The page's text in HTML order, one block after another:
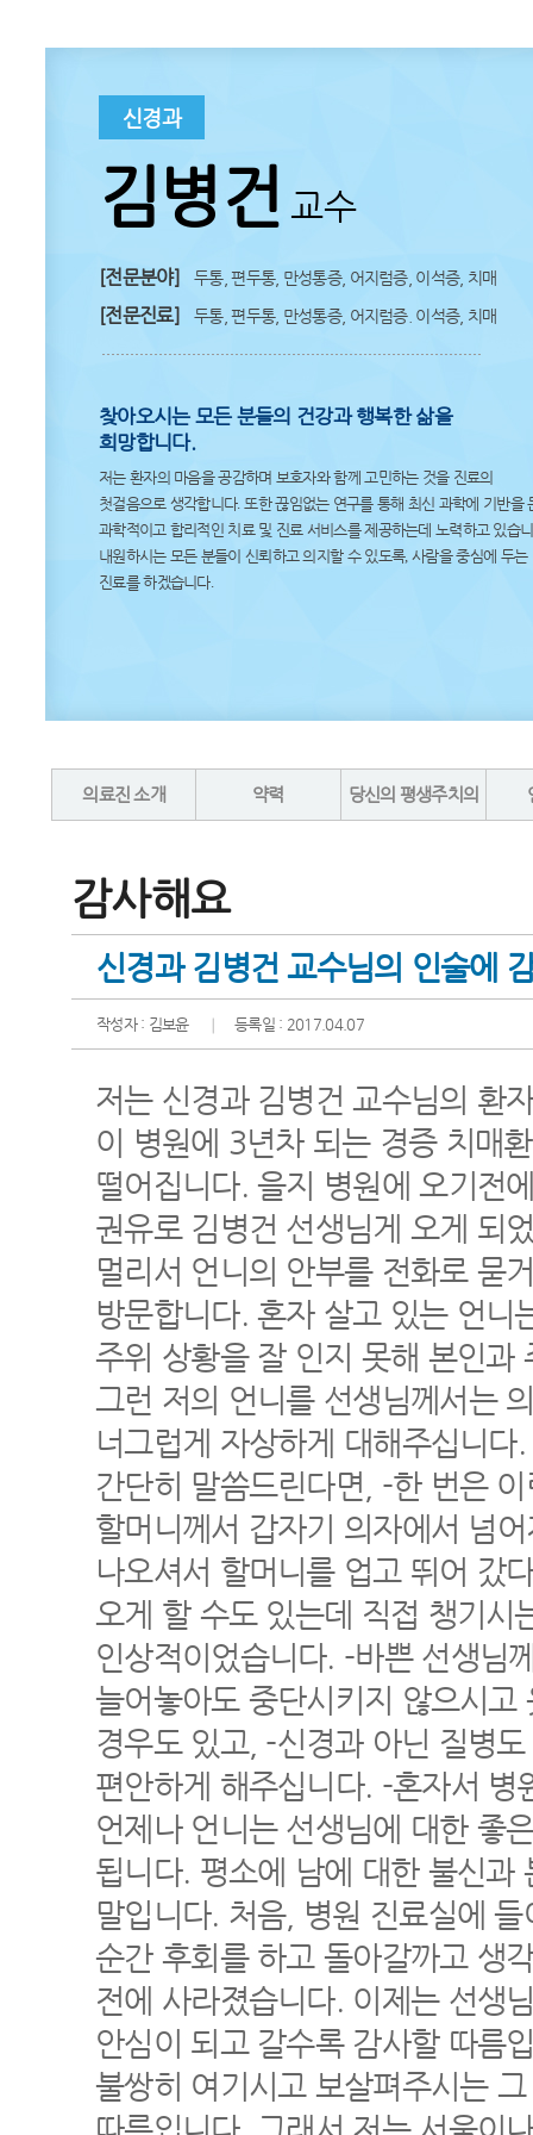
신경과
김병건 교수
[전문분야] 두통, 편두통, 만성통증, 어지럼증, 이석증, 치매
[전문진료] 두통, 편두통, 만성통증, 어지럼증. 이석증, 치매
찾아오시는 모든 분들의 건강과 행복한 삶을
희망합니다.
저는 환자의 마음을 공감하며 보호자와 함께 고민하는 것을 진료의
첫걸음으로 생각합니다.또한 끊임없는 연구를 통해 최신 과학에 기반을
과학적이고 합리적인 치료 및 진료 서비스를 제공하는데 노력하고 있습
내원하시는 모든 분들이 신뢰하고 의지할 수 있도록,사람을 중심에 두는
진료를 하겠습니다.
의료진 소개 약력 당신의 평생주치의
감사해요
신경과 김병건 교수님의 인술에
작성자 : 김보윤 등록일 : 2017.04.07
저는 신경과 김병건 교수님의 환
이 병원에 3년차 되는 경증 치매
떨어집니다. 을지 병원에 오기전
권유로 김병건 선생님게 오게 되
멀리서 언니의 안부를 전화로 묻
방문합니다. 혼자 살고 있는 언니
주위 상황을 잘 인지 못해 본인과
그런 저의 언니를 선생님께서는
너그럽게 자상하게 대해주십니
간단히 말씀드린다면, -한 번은
할머니께서 갑자기 의자에서 넘
나오셔서 할머니를 업고 뛰어 갔
오게 할 수도 있는데 직접 챙기시
인상적이었습니다. -바쁜 선생님
늘어놓아도 중단시키지 않으시
경우도 있고, -신경과 아닌 질병
편안하게 해주십니다. -혼자서
언제나 언니는 선생님에 대한 좋
됩니다. 평소에 남에 대한 불신과
말입니다. 처음, 병원 진료실에
순간 후회를 하고 돌아갈까고 생
전에 사라졌습니다. 이제는 선생
안심이 되고 갈수록 감사할 따름
불쌍히 여기시고 보살펴주시는